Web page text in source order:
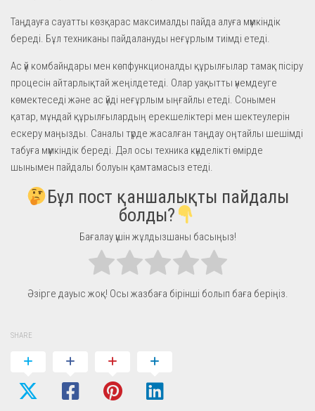
Таңдауға сауатты көзқарас максималды пайда алуға мүмкіндік
береді. Бұл техниканы пайдалануды неғұрлым тиімді етеді.
Ас үй комбайндары мен көпфункционалды құрылғылар тамақ пісіру
процесін айтарлықтай жеңілдетеді. Олар уақытты үнемдеуге
көмектеседі және ас үйді неғұрлым ыңғайлы етеді. Сонымен
қатар, мұндай құрылғылардың ерекшеліктері мен шектеулерін
ескеру маңызды. Саналы түрде жасалған таңдау оңтайлы шешімді
табуға мүмкіндік береді. Дәл осы техника күнделікті өмірде
шынымен пайдалы болуын қамтамасыз етеді.
Бұл пост қаншалықты пайдалы
болды?
Бағалау үшін жұлдызшаны басыңыз!
Әзірге дауыс жоқ! Осы жазбаға бірінші болып баға беріңіз.
SHARE